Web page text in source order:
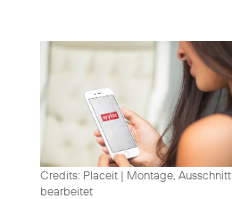
Credits: Placeit | Montage, Ausschnitt
bearbeitet